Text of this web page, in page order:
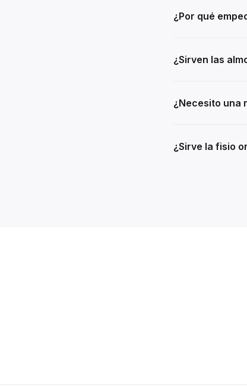
¿Por qué
¿Sirven las
¿Necesito una
¿Sirve la fisio